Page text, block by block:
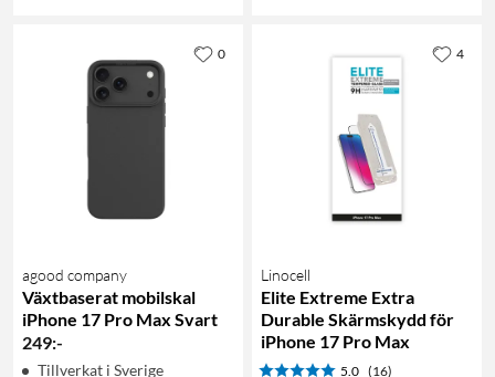
agood company
Växtbaserat mobilskal
iPhone 17 Pro Max Svart
249:-
Tillverkat i Sverige
0
Linocell
Elite Extreme Extra
Durable Skärmskydd för
iPhone 17 Pro Max
5.0 (16)
4